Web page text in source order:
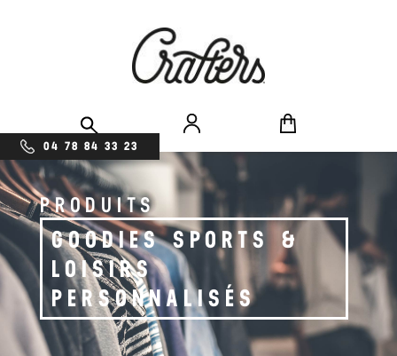
04 78 84 33 23
PRODUITS
GOODIES SPORTS &
LOISIRS
PERSONNALISÉS